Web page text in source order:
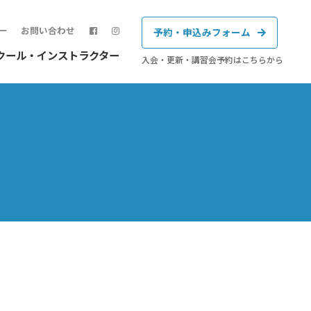
ール・インストラクター
お問い合わせ 予約・申込みフォーム
入会・更新・講習会予約はこちらから